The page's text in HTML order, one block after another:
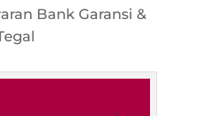
Bank Garansi &